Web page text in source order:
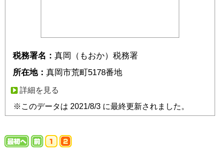
税務署名： 真岡（もおか）税務署
所在地： 真岡市荒町5178番地
詳細を見る
※このデータは 2021/8/3 に最終更新されました。